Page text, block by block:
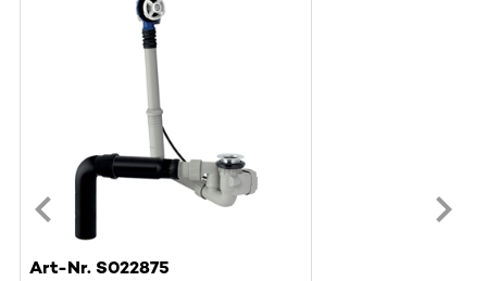
Art-Nr. S022875